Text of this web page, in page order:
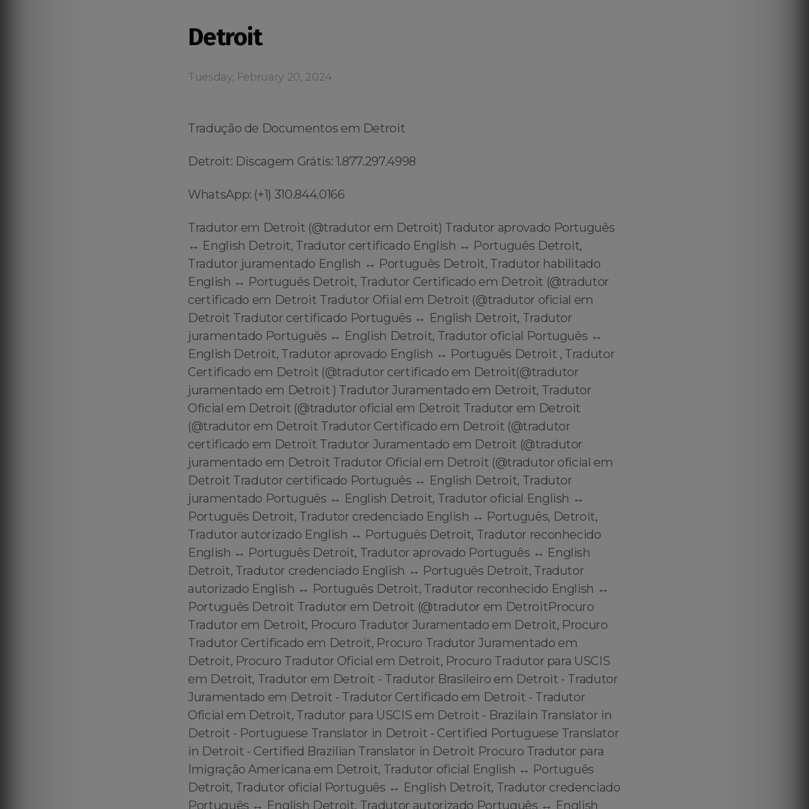
Detroit
Tuesday, February 20, 2024
Tradução de Documentos em Detroit
Detroit: Discagem Grátis: 1.877.297.4998
WhatsApp: (+1) 310.844.0166
Tradutor em Detroit (@tradutor em Detroit) Tradutor aprovado Português
↔️ English Detroit, Tradutor certificado English ↔️ Português Detroit,
Tradutor juramentado English ↔️ Português Detroit, Tradutor habilitado
English ↔️ Português Detroit, Tradutor Certificado em Detroit (@tradutor
certificado em Detroit Tradutor Ofiial em Detroit (@tradutor oficial em
Detroit Tradutor certificado Português ↔️ English Detroit, Tradutor
juramentado Português ↔️ English Detroit, Tradutor oficial Português ↔️
English Detroit, Tradutor aprovado English ↔️ Português Detroit , Tradutor
Certificado em Detroit (@tradutor certificado em Detroit(@tradutor
juramentado em Detroit ) Tradutor Juramentado em Detroit, Tradutor
Oficial em Detroit (@tradutor oficial em Detroit Tradutor em Detroit
(@tradutor em Detroit Tradutor Certificado em Detroit (@tradutor
certificado em Detroit Tradutor Juramentado em Detroit (@tradutor
juramentado em Detroit Tradutor Oficial em Detroit (@tradutor oficial em
Detroit Tradutor certificado Português ↔️ English Detroit, Tradutor
juramentado Português ↔️ English Detroit, Tradutor oficial English ↔️
Português Detroit, Tradutor credenciado English ↔️ Português, Detroit,
Tradutor autorizado English ↔️ Português Detroit, Tradutor reconhecido
English ↔️ Português Detroit, Tradutor aprovado Português ↔️ English
Detroit, Tradutor credenciado English ↔️ Português Detroit, Tradutor
autorizado English ↔️ Português Detroit, Tradutor reconhecido English ↔️
Português Detroit Tradutor em Detroit (@tradutor em DetroitProcuro
Tradutor em Detroit, Procuro Tradutor Juramentado em Detroit, Procuro
Tradutor Certificado em Detroit, Procuro Tradutor Juramentado em
Detroit, Procuro Tradutor Oficial em Detroit, Procuro Tradutor para USCIS
em Detroit, Tradutor em Detroit - Tradutor Brasileiro em Detroit - Tradutor
Juramentado em Detroit - Tradutor Certificado em Detroit - Tradutor
Oficial em Detroit, Tradutor para USCIS em Detroit - Brazilain Translator in
Detroit - Portuguese Translator in Detroit - Certified Portuguese Translator
in Detroit - Certified Brazilian Translator in Detroit Procuro Tradutor para
Imigração Americana em Detroit, Tradutor oficial English ↔️ Português
Detroit, Tradutor oficial Português ↔️ English Detroit, Tradutor credenciado
Português ↔️ English Detroit, Tradutor autorizado Português ↔️ English